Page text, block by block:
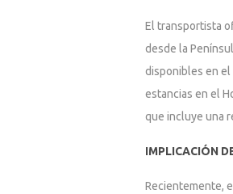
El transportista
desde la
disponibles en el
estancias en el
que incluye una
IMPLICACIÓN
Recientemente,